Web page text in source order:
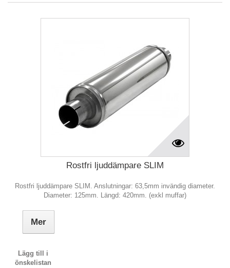
Rostfri ljuddämpare SLIM
Rostfri ljuddämpare SLIM. Anslutningar: 63,5mm invändig diameter.
Diameter: 125mm. Längd: 420mm. (exkl muffar)
Mer
Lägg till i
önskelistan